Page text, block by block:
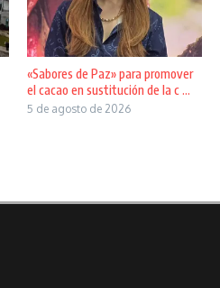
«Sabores de Paz» para promover
el cacao en sustitución de la c ...
5 de agosto de 2026